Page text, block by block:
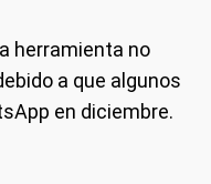
herramienta no
a que algunos
en diciembre.